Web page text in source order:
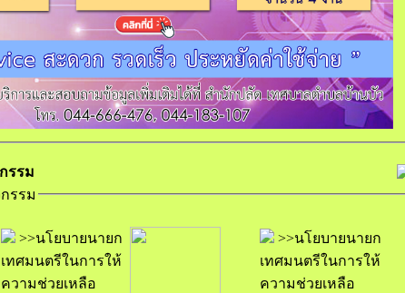
รรม
รรม
>>นโยบายนายก
เทศมนตรีในการให้
ความช่วยเหลือ
>>นโยบายนายก
เทศมนตรีในการให้
ความช่วยเหลือ